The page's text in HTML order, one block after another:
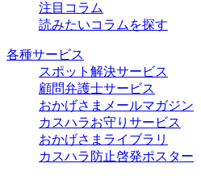
注目コラム
読みたいコラムを探す
各種サービス
スポット解決サービス
顧問弁護士サービス
おかげさまメールマガジン
カスハラお守りサービス
おかげさまライブラリ
カスハラ防止啓発ポスター